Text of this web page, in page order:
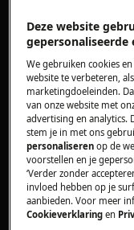
Stel de batterij
of direct
Deze website
We gebruiken cookies
website te verbeteren,
marketingdoeleinden.
van onze website met
advertising en analytics.
stem je in met ons
personaliseren op de
voorstellen en je
‘Verder zonder
invloed hebben op je
aanbieden. Voor meer
Cookieverklaring en